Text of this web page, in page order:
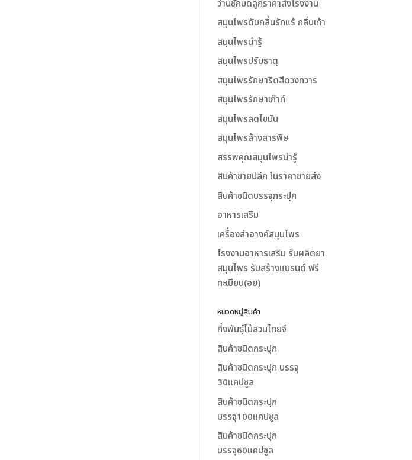
ว่านชักมดลูกราคาส่งโรงงาน
สมุนไพรดับกลิ่นรักแร้ กลิ่นเท้า
สมุนไพรน่ารู้
สมุนไพรปรับธาตุ
สมุนไพรรักษาริดสีดวงทวาร
สมุนไพรรักษาเก๊าท์
สมุนไพรลดไขมัน
สมุนไพรล้างสารพิษ
สรรพคุณสมุนไพรน่ารู้
สินค้าขายปลีก ในราคาขายส่ง
สินค้าชนิดบรรจุกระปุก
อาหารเสริม
เครื่องสำอางค์สมุนไพร
โรงงานอาหารเสริม รับผลิตยา
สมุนไพร รับสร้างแบรนด์ ฟรี
ทะเบียน(อย)
หมวดหมู่สินค้า
กิ่งพันธุ์ไม้สวนไทยจี
สินค้าชนิดกระปุก
สินค้าชนิดกระปุก บรรจุ
30แคปซูล
สินค้าชนิดกระปุก
บรรจุ100แคปซูล
สินค้าชนิดกระปุก
บรรจุ60แคปซูล